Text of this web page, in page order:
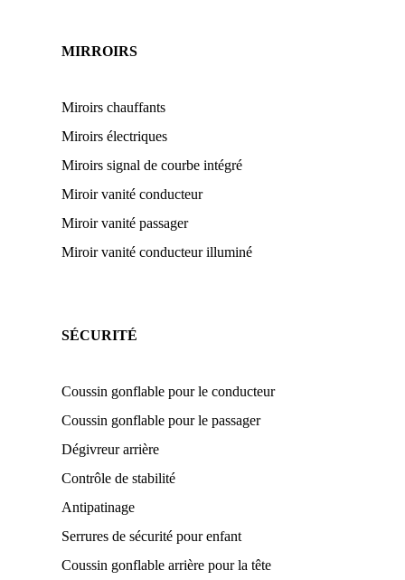
MIRROIRS
Miroirs chauffants
Miroirs électriques
Miroirs signal de courbe intégré
Miroir vanité conducteur
Miroir vanité passager
Miroir vanité conducteur illuminé
SÉCURITÉ
Coussin gonflable pour le conducteur
Coussin gonflable pour le passager
Dégivreur arrière
Contrôle de stabilité
Antipatinage
Serrures de sécurité pour enfant
Coussin gonflable arrière pour la tête